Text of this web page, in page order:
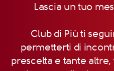
Lascia un tuo
Club di Più ti
permetterti di
prescelta e tante